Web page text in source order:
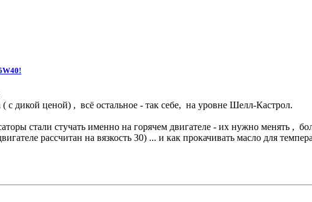
с дикой ценой) , всё остальное - так себе, на уровне Шелл-Кастрол.
стали стучать именно на горячем двигателе - их нужно менять ,
рассчитан на вязкость 30) ... и как прокачивать масло для